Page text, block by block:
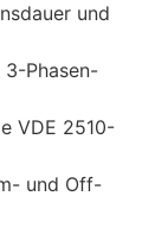
und
Phasen-
VDE 2510-
und Off-